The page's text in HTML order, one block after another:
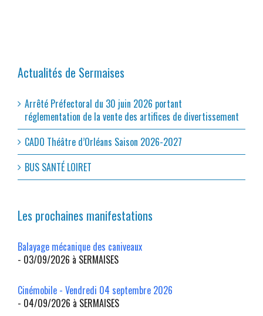
Actualités de Sermaises
Arrêté Préfectoral du 30 juin 2026 portant
réglementation de la vente des artifices de divertissement
CADO Théâtre d’Orléans Saison 2026-2027
BUS SANTÉ LOIRET
Les prochaines manifestations
Balayage mécanique des caniveaux
- 03/09/2026 à SERMAISES
Cinémobile - Vendredi 04 septembre 2026
- 04/09/2026 à SERMAISES